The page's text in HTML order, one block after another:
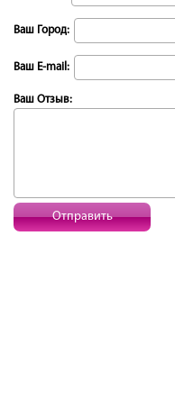
Ваш Город:
Ваш E-mail:
Ваш Отзыв:
Отправить